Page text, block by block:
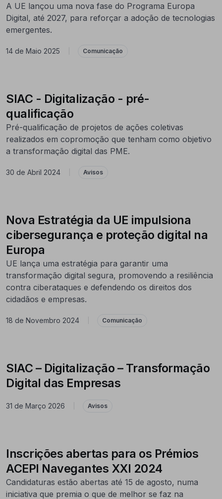
A UE lançou uma nova fase do Programa Europa
Digital, até 2027, para reforçar a adoção de tecnologias
emergentes.
14 de Maio 2025 Comunicação
SIAC - Digitalização - pré-
qualificação
Pré-qualificação de projetos de ações coletivas
realizados em copromoção que tenham como objetivo
a transformação digital das PME.
30 de Abril 2024 Avisos
Nova Estratégia da UE impulsiona
cibersegurança e proteção digital na
Europa
UE lança uma estratégia para garantir uma
transformação digital segura, promovendo a resiliência
contra ciberataques e defendendo os direitos dos
cidadãos e empresas.
18 de Novembro 2024 Comunicação
SIAC – Digitalização – Transformação
Digital das Empresas
31 de Março 2026 Avisos
Inscrições abertas para os Prémios
ACEPI Navegantes XXI 2024
Candidaturas estão abertas até 15 de agosto, numa
iniciativa que premia o que de melhor se faz na